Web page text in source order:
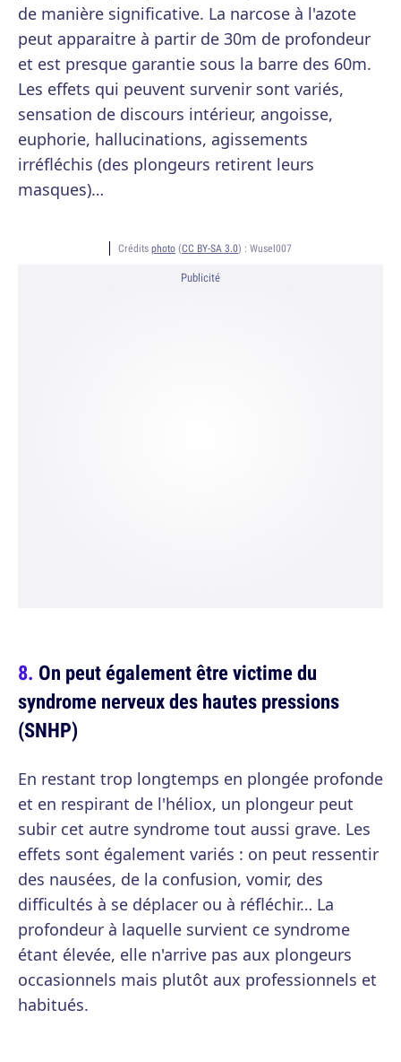
de manière significative. La narcose à l'azote
peut apparaitre à partir de 30m de profondeur
et est presque garantie sous la barre des 60m.
Les effets qui peuvent survenir sont variés,
sensation de discours intérieur, angoisse,
euphorie, hallucinations, agissements
irréfléchis (des plongeurs retirent leurs
masques)…
Crédits photo (CC BY-SA 3.0) : Wusel007
Publicité
On peut également être victime du
syndrome nerveux des hautes pressions
(SNHP)
En restant trop longtemps en plongée profonde
et en respirant de l'héliox, un plongeur peut
subir cet autre syndrome tout aussi grave. Les
effets sont également variés : on peut ressentir
des nausées, de la confusion, vomir, des
difficultés à se déplacer ou à réfléchir… La
profondeur à laquelle survient ce syndrome
étant élevée, elle n'arrive pas aux plongeurs
occasionnels mais plutôt aux professionnels et
habitués.